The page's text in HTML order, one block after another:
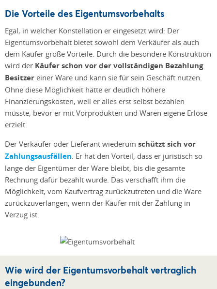
Die Vorteile des Eigentumsvorbehalts
Egal, in welcher Konstellation er eingesetzt wird: Der
Eigentumsvorbehalt bietet sowohl dem Verkäufer als auch
dem Käufer große Vorteile. Durch die besondere Konstruktion
wird der Käufer schon vor der vollständigen Bezahlung
Besitzer einer Ware und kann sie für sein Geschäft nutzen.
Ohne diese Möglichkeit hätte er deutlich höhere
Finanzierungskosten, weil er alles erst selbst bezahlen
müsste, bevor er mit Vorprodukten und Waren eigene Erlöse
erzielt.
Der Verkäufer oder Lieferant wiederum schützt sich vor
Zahlungsausfällen . Er hat den Vorteil, dass er juristisch so
lange der Eigentümer der Ware bleibt, bis die gesamte
Rechnung dafür bezahlt wurde. Das verschafft ihm die
Möglichkeit, vom Kaufvertrag zurückzutreten und die Ware
zurückzuverlangen, wenn der Käufer mit der Zahlung in
Verzug ist.
Wie wird der Eigentumsvorbehalt vertraglich
eingebunden?